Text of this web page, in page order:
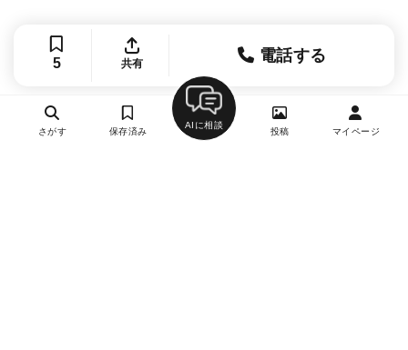
5 共有 電話する
さがす 保存済み
AIに相談
投稿 マイページ